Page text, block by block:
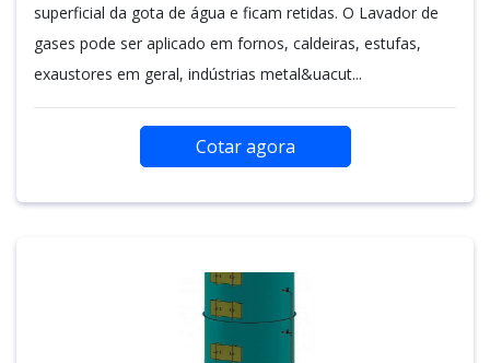
superficial da gota de água e ficam retidas. O Lavador de
gases pode ser aplicado em fornos, caldeiras, estufas,
exaustores em geral, indústrias metal&uacut...
Cotar agora